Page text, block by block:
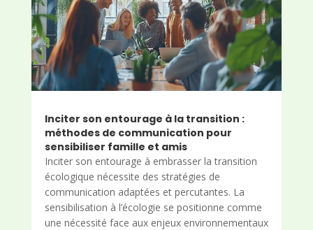
Inciter son entourage à la transition :
méthodes de communication pour
sensibiliser famille et amis
Inciter son entourage à embrasser la transition
écologique nécessite des stratégies de
communication adaptées et percutantes. La
sensibilisation à l’écologie se positionne comme
une nécessité face aux enjeux environnementaux